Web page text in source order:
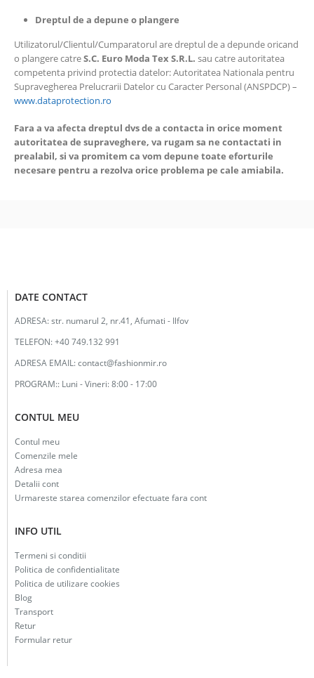
Dreptul de a depune o plangere
Utilizatorul/Clientul/Cumparatorul are dreptul de a depunde oricand
o plangere catreS.C. Euro Moda Tex S.R.L. sau catre autoritatea
competenta privind protectia datelor: Autoritatea Nationala pentru
Supravegherea Prelucrarii Datelor cu Caracter Personal (ANSPDCP) –
www.dataprotection.ro
Fara a va afecta dreptul dvs de a contacta in orice moment
autoritatea de supraveghere, va rugam sa ne contactati in
prealabil, si va promitem ca vom depune toate eforturile
necesare pentru a rezolva orice problema pe cale amiabila.
DATE CONTACT
ADRESA:str. numarul 2, nr.41, Afumati - Ilfov
TELEFON:+40 749.132 991
ADRESA EMAIL:contact@fashionmir.ro
PROGRAM:: Luni - Vineri: 8:00 - 17:00
CONTUL MEU
Contul meu
Comenzile mele
Adresa mea
Detalii cont
Urmareste starea comenzilor efectuate fara cont
INFO UTIL
Termeni si conditii
Politica de confidentialitate
Politica de utilizare cookies
Blog
Transport
Retur
Formular retur